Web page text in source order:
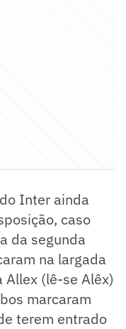
Inter ainda
caso
da segunda
na largada
Allex (lê-se Alêx)
marcaram
terem entrado